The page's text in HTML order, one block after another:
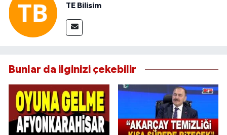
TE Bilisim
Bunlar da ilginizi çekebilir